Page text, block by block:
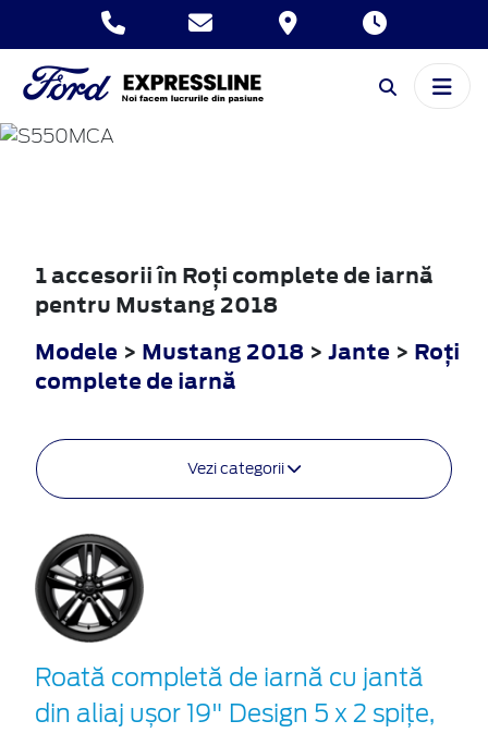
MUSTANG
1 accesorii în Roţi complete de iarnă
pentru Mustang 2018
Modele > Mustang 2018 > Jante > Roţi
complete de iarnă
Vezi categorii
Roată completă de iarnă cu jantă
din aliaj ușor 19" Design 5 x 2 spițe,